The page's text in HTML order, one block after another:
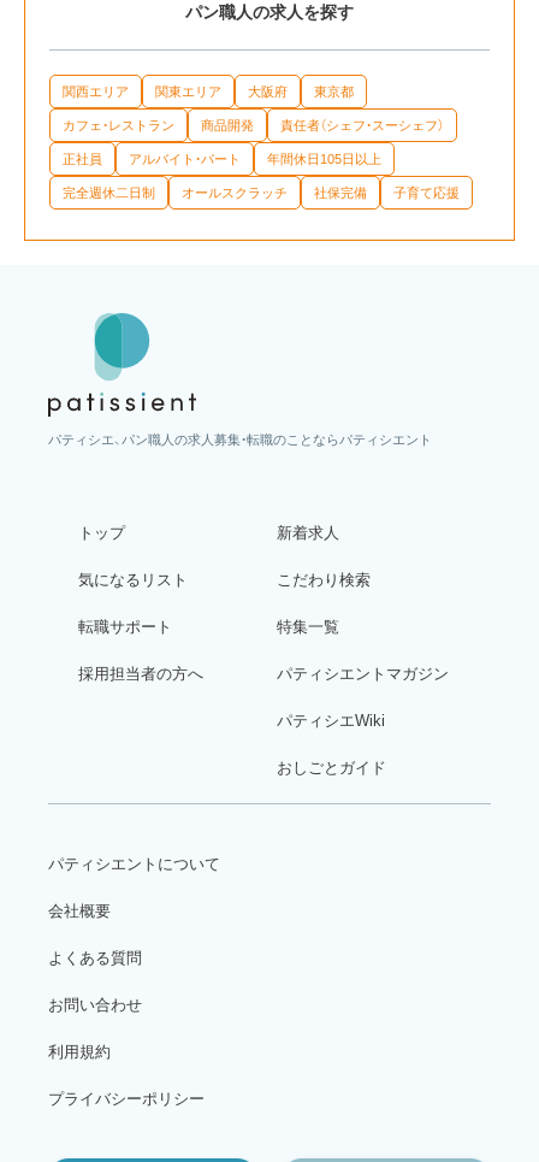
パン職人の求人を探す
関西エリア 関東エリア 大阪府 東京都
カフェ・レストラン 商品開発 責任者（シェフ・スーシェフ）
正社員 アルバイト・パート 年間休日105日以上
完全週休二日制 オールスクラッチ 社保完備 子育て応援
パティシエ、パン職人の求人募集・転職のことならパティシエント
トップ
気になるリスト
転職サポート
採用担当者の方へ
新着求人
こだわり検索
特集一覧
パティシエントマガジン
パティシエWiki
おしごとガイド
パティシエントについて
会社概要
よくある質問
お問い合わせ
利用規約
プライバシーポリシー